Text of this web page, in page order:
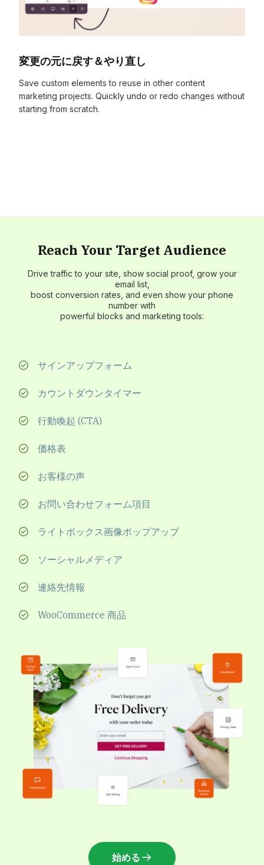
変更の元に戻す＆やり直し
Save custom elements to reuse in other content
marketing projects. Quickly undo or redo changes without
starting from scratch.
Reach Your Target Audience
Drive traffic to your site, show social proof, grow your
email list,
boost conversion rates, and even show your phone
number with
powerful blocks and marketing tools:
サインアップフォーム
カウントダウンタイマー
行動喚起 (CTA)
価格表
お客様の声
お問い合わせフォーム項目
ライトボックス画像ポップアップ
ソーシャルメディア
連絡先情報
WooCommerce 商品
始める